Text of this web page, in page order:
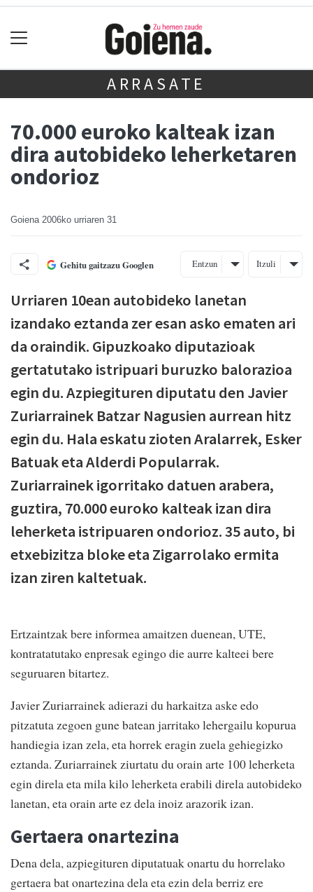
ARRASATE
70.000 euroko kalteak izan
dira autobideko leherketaren
ondorioz
Goiena 2006ko urriaren 31
Gehitu gaitzazu Googlen Entzun Itzuli
Urriaren 10ean autobideko lanetan
izandako eztanda zer esan asko ematen ari
da oraindik. Gipuzkoako diputazioak
gertatutako istripuari buruzko balorazioa
egin du. Azpiegituren diputatu den Javier
Zuriarrainek Batzar Nagusien aurrean hitz
egin du. Hala eskatu zioten Aralarrek, Esker
Batuak eta Alderdi Popularrak.
Zuriarrainek igorritako datuen arabera,
guztira, 70.000 euroko kalteak izan dira
leherketa istripuaren ondorioz. 35 auto, bi
etxebizitza bloke eta Zigarrolako ermita
izan ziren kaltetuak.
Ertzaintzak bere informea amaitzen duenean, UTE,
kontratatutako enpresak egingo die aurre kalteei bere
seguruaren bitartez.
Javier Zuriarrainek adierazi du harkaitza aske edo
pitzatuta zegoen gune batean jarritako lehergailu kopurua
handiegia izan zela, eta horrek eragin zuela gehiegizko
eztanda. Zuriarrainek ziurtatu du orain arte 100 leherketa
egin direla eta mila kilo leherketa erabili direla autobideko
lanetan, eta orain arte ez dela inoiz arazorik izan.
Gertaera onartezina
Dena dela, azpiegituren diputatuak onartu du horrelako
gertaera bat onartezina dela eta ezin dela berriz ere